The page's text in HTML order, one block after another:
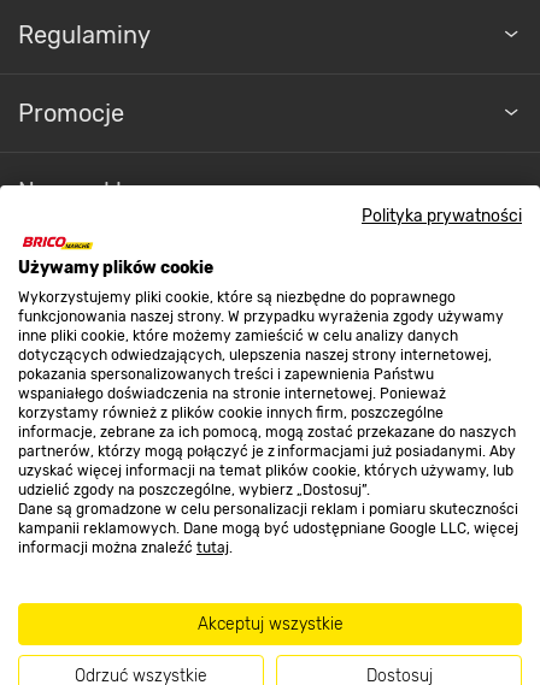
Polityka prywatności
Używamy plików cookie
Wykorzystujemy pliki cookie, które są niezbędne do poprawnego
funkcjonowania naszej strony. W przypadku wyrażenia zgody używamy
inne pliki cookie, które możemy zamieścić w celu analizy danych
dotyczących odwiedzających, ulepszenia naszej strony internetowej,
pokazania spersonalizowanych treści i zapewnienia Państwu
wspaniałego doświadczenia na stronie internetowej. Ponieważ
korzystamy również z plików cookie innych firm, poszczególne
informacje, zebrane za ich pomocą, mogą zostać przekazane do naszych
partnerów, którzy mogą połączyć je z informacjami już posiadanymi. Aby
uzyskać więcej informacji na temat plików cookie, których używamy, lub
udzielić zgody na poszczególne, wybierz „Dostosuj”.
Dane są gromadzone w celu personalizacji reklam i pomiaru skuteczności
kampanii reklamowych. Dane mogą być udostępniane Google LLC, więcej
informacji można znaleźć tutaj.
Akceptuj wszystkie
Odrzuć wszystkie Dostosuj
Regulaminy
Promocje
Nasze sklepy
O nas
Kontakt do sklepu
Strefa biznesu
Dołącz do nas
Metody płatności